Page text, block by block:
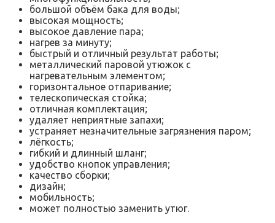
большой объём бака для воды;
высокая мощность;
высокое давление пара;
нагрев за минуту;
быстрый и отличный результат работы;
металлический паровой утюжок с
нагревательным элементом;
горизонтальное отпаривание;
телескопическая стойка;
отличная комплектация;
удаляет неприятные запахи;
устраняет незначительные загрязнения паром;
лёгкость;
гибкий и длинный шланг;
удобство кнопок управления;
качество сборки;
дизайн;
мобильность;
может полностью заменить утюг.